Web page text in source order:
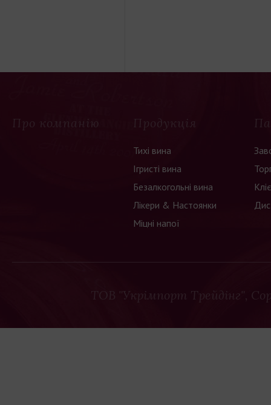
Про компанію Продукція
Тихі вина
Ігристі вина
Безалкогольні вина
Лікери & Настоянки
Міцні напої
ТОВ "Укрімпорт Трейдінг",